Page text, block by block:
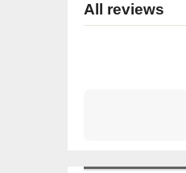
All reviews